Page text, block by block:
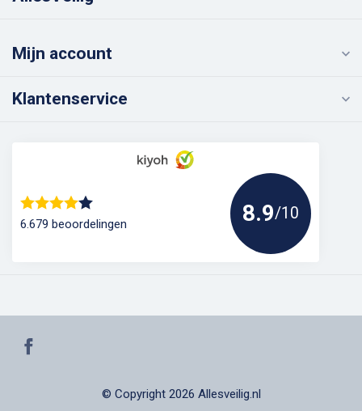
Mijn account
Klantenservice
6.679 beoordelingen 8.9/10
© Copyright 2026 Allesveilig.nl